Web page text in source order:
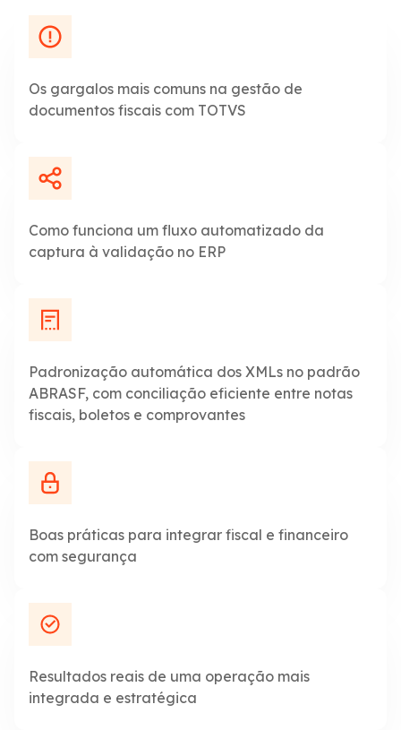
Os gargalos mais comuns na gestão de
documentos fiscais com TOTVS
Como funciona um fluxo automatizado da
captura à validação no ERP
Padronização automática dos XMLs no padrão
ABRASF, com conciliação eficiente entre notas
fiscais, boletos e comprovantes
Boas práticas para integrar fiscal e financeiro
com segurança
Resultados reais de uma operação mais
integrada e estratégica